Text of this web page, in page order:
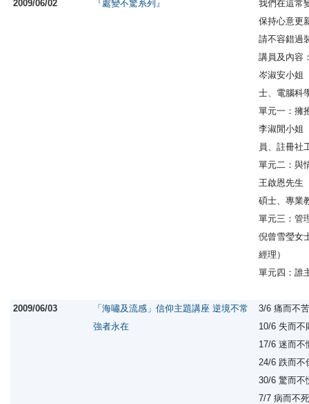
2009/06/02 『處變不驚系列』
我們在這常
保持心意更
請不容錯過
講員及內容
岑淑安小姐
士、電腦科
單元一：擁
李淑閒小姐
員、註冊社
單元二：與
王啟恩先生
碩士、專業
單元三：管
倪曾雪瑩女
經理）
單元四：誰
2009/06/03
「海嘯及流感」信仰主題講座 逆境不常
強者永在
3/6 痛而不
10/6 失而不
17/6 迷而不
24/6 跌而不
30/6 驚而不
7/7 病而不